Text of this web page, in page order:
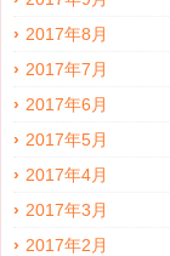
2017年8月
2017年7月
2017年6月
2017年5月
2017年4月
2017年3月
2017年2月